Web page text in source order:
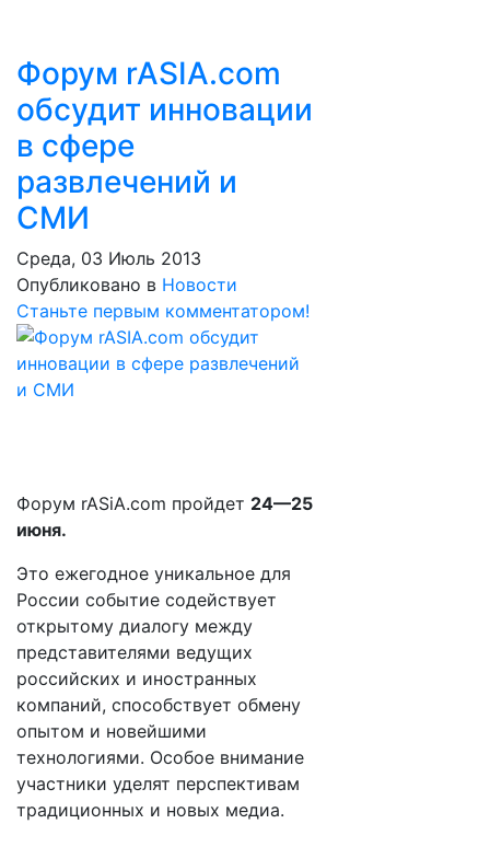
Форум rASIA.com
обсудит инновации
в сфере
развлечений и
СМИ
Среда, 03 Июль 2013
Опубликовано в Новости
Станьте первым комментатором!
Форум rASiA.com пройдет 24—25
июня.
Это ежегодное уникальное для
России событие содействует
открытому диалогу между
представителями ведущих
российских и иностранных
компаний, способствует обмену
опытом и новейшими
технологиями. Особое внимание
участники уделят перспективам
традиционных и новых медиа.